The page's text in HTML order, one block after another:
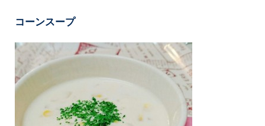
コーンスープ